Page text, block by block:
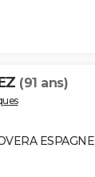
(91 ans)
ESPAGNE